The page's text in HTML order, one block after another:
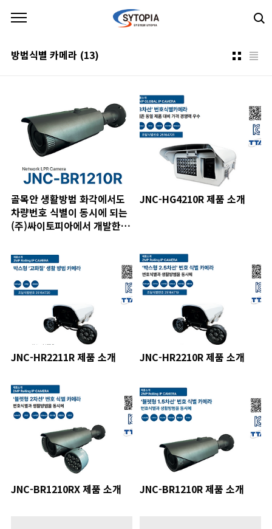
방범식별 카메라 (13)
골목안 생활방범 화각에서도
차량번호 식별이 동시에 되는
(주)싸이토피아에서 개발한 뷸
JNC-HG4210R 제품 소개
JNC-HR2211R 제품 소개 JNC-HR2210R 제품 소개
JNC-BR1210RX 제품 소개 JNC-BR1210R 제품 소개